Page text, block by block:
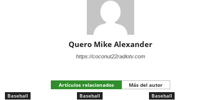
Quero Mike Alexander
https://coconut22radiotv.com
Artículos relacionados
Más del autor
Baseball
Baseball Baseball